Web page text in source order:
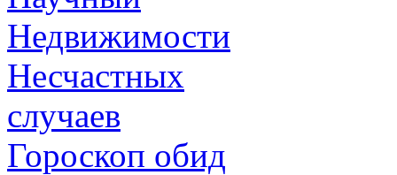
Недвижимости
Несчастных
случаев
Гороскоп обид